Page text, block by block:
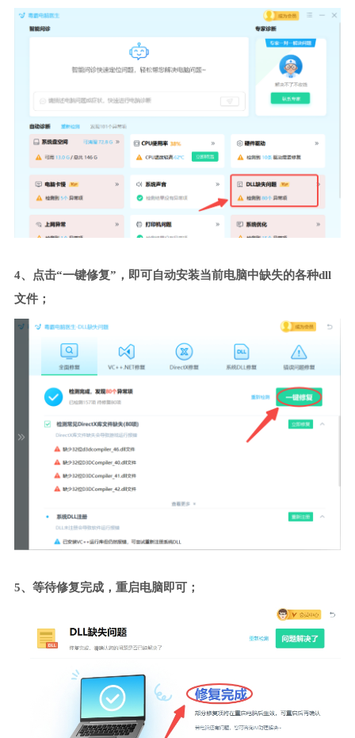
4、点击“一键修复”，即可自动安装当前电脑中缺失的各种dll
文件；
5、等待修复完成，重启电脑即可；